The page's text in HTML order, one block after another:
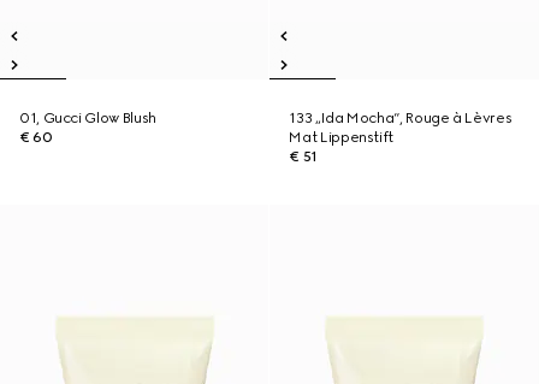
01, Gucci Glow Blush
€ 60
133 „Ida Mocha“, Rouge à Lèvres
Mat Lippenstift
€ 51